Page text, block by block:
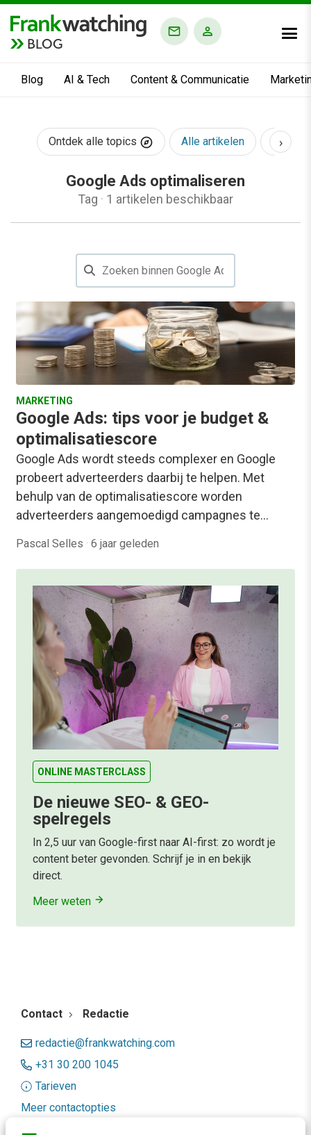
BLOG
Blog AI & Tech Content & Communicatie
Ontdek alle topics Alle artikelen AI &
›
Google Ads optimaliseren
Tag · 1 artikelen beschikbaar
MARKETING
Google Ads: tips voor je budget &
optimalisatiescore
Google Ads wordt steeds complexer en Google
probeert adverteerders daarbij te helpen. Met
behulp van de optimalisatiescore worden
adverteerders aangemoedigd campagnes te…
Pascal Selles · 6 jaar geleden
ONLINE MASTERCLASS
De nieuwe SEO- & GEO-
spelregels
In 2,5 uur van Google-first naar AI-first: zo wordt je
content beter gevonden. Schrijf je in en bekijk
direct.
Meer weten
Contact Redactie
redactie@frankwatching.com
+31 30 200 1045
Tarieven
Meer contactopties